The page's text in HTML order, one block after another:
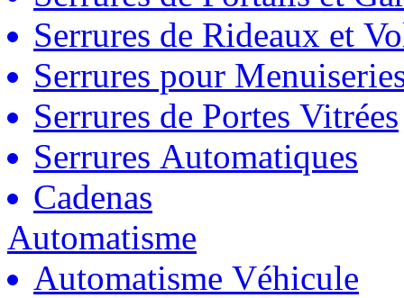
Serrures de Rideaux et
Serrures pour
Serrures de Portes Vitrées
Serrures Automatiques
Cadenas
Automatisme
Automatisme Véhicule